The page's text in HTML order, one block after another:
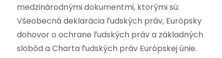
medzinárodnými dokumentmi, ktorými sú:
Všeobecná deklarácia ľudských práv, Európsky
dohovor o ochrane ľudských práv a základných
slobôd a Charta ľudských práv Európskej únie.